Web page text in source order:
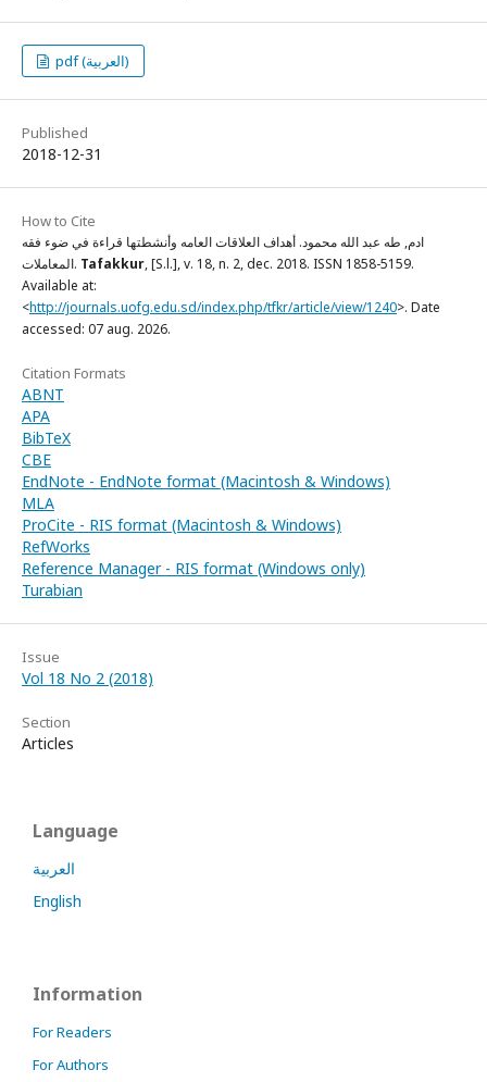
pdf (العربية)
Published
2018-12-31
How to Cite
ادم, طه عبد الله محمود. أهداف العلاقات العامه وأنشطتها قراءة في ضوء فقه
المعاملات. Tafakkur, [S.l.], v. 18, n. 2, dec. 2018. ISSN 1858-5159.
Available at:
<http://journals.uofg.edu.sd/index.php/tfkr/article/view/1240>. Date
accessed: 07 aug. 2026.
Citation Formats
ABNT
APA
BibTeX
CBE
EndNote - EndNote format (Macintosh & Windows)
MLA
ProCite - RIS format (Macintosh & Windows)
RefWorks
Reference Manager - RIS format (Windows only)
Turabian
Issue
Vol 18 No 2 (2018)
Section
Articles
Language
العربية
English
Information
For Readers
For Authors